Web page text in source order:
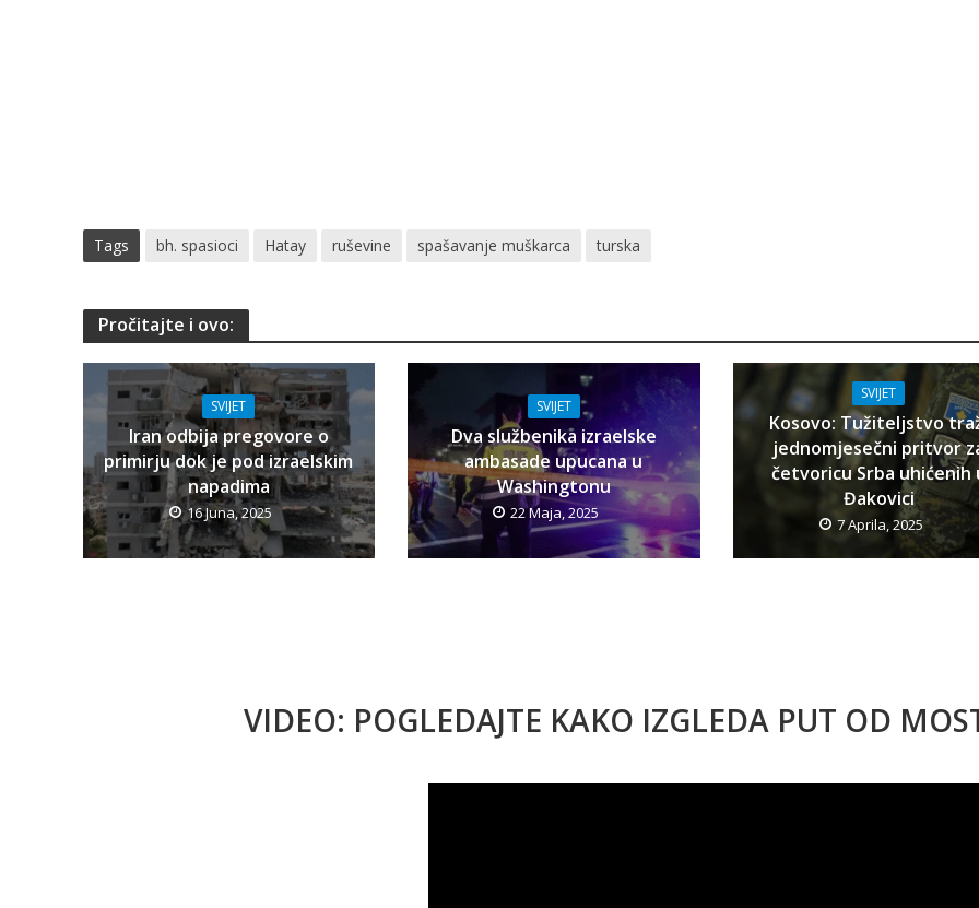
Tags bh. spasioci Hatay ruševine spašavanje muškarca turska
Pročitajte i ovo:
SVIJET
Iran odbija pregovore o
primirju dok je pod izraelskim
napadima
16 Juna, 2025
SVIJET
Dva službenika izraelske
ambasade upucana u
Washingtonu
22 Maja, 2025
SVIJET
Kosovo: Tužiteljstvo
jednomjesečni pritvor
četvoricu Srba uhićenih
Đakovici
7 Aprila, 2025
VIDEO: POGLEDAJTE KAKO IZGLEDA PUT OD